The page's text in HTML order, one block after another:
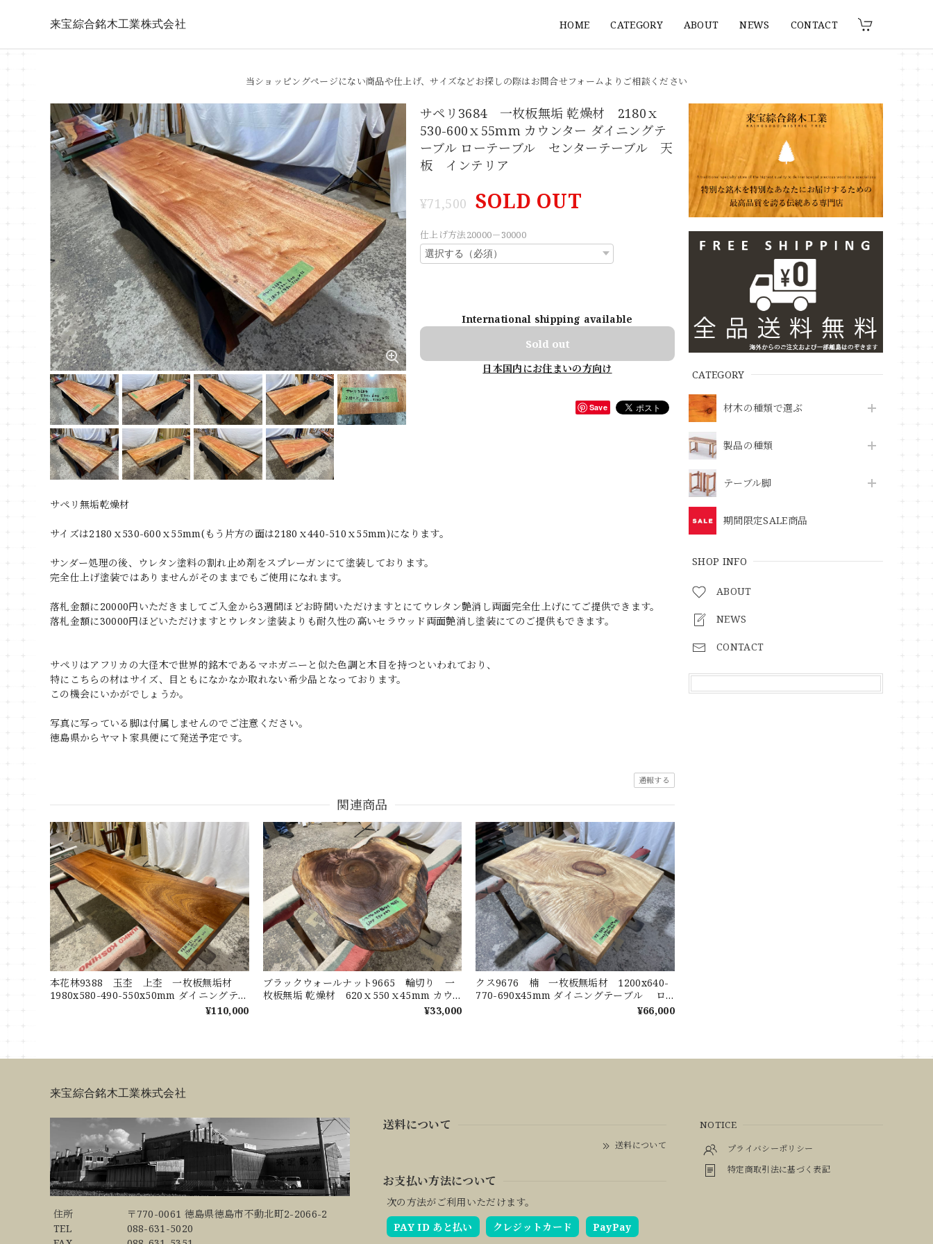
来宝綜合銘木工業株式会社 HOME CATEGORY ABOUT NEWS CONTACT
当ショッピングページにない商品や仕上げ、サイズなどお探しの際はお問合せフォームよりご相談ください
CATEGORY
材木の種類で選ぶ
製品の種類
テーブル脚
期間限定SALE商品
SHOP INFO
ABOUT
NEWS
CONTACT
サペリ3684 一枚板無垢 乾燥材 2180ｘ
530-600ｘ55mm カウンター ダイニングテ
ーブル ローテーブル センターテーブル 天
板 インテリア
¥71,500 SOLD OUT
仕上げ方法20000－30000
International shipping available
Sold out
日本国内にお住まいの方向け
Save
サペリ無垢乾燥材
サイズは2180ｘ530-600ｘ55mm(もう片方の面は2180ｘ440-510ｘ55mm)になります。
サンダー処理の後、ウレタン塗料の割れ止め剤をスプレーガンにて塗装しております。
完全仕上げ塗装ではありませんがそのままでもご使用になれます。
落札金額に20000円いただきましてご入金から3週間ほどお時間いただけますとにてウレタン艶消し両面完全仕上げにてご提供できます。
落札金額に30000円ほどいただけますとウレタン塗装よりも耐久性の高いセラウッド両面艶消し塗装にてのご提供もできます。
サペリはアフリカの大径木で世界的銘木であるマホガニーと似た色調と木目を持つといわれており、
特にこちらの材はサイズ、目ともになかなか取れない希少品となっております。
この機会にいかがでしょうか。
写真に写っている脚は付属しませんのでご注意ください。
徳島県からヤマト家具便にて発送予定です。
通報する
関連商品
本花林9388 玉杢 上杢 一枚板無垢材
1980x580-490-550x50mm ダイニングテー
ブル ローテーブル センターテーブル
¥110,000
ブラックウォールナット9665 輪切り 一
枚板無垢 乾燥材 620ｘ550ｘ45mm カウ
ンター センターテーブル ダイニングテー
¥33,000
クス9676 楠 一枚板無垢材 1200x640-
770-690x45mm ダイニングテーブル ロ
ーテーブル センターテーブル 天板 樟
¥66,000
来宝綜合銘木工業株式会社
住所
〒770-0061 徳島県徳島市不動北町2-2066-2
TEL
088-631-5020
送料について
送料について
お支払い方法について
次の方法がご利用いただけます。
PAY ID あと払い
クレジットカード PayPay
NOTICE
プライバシーポリシー
特定商取引法に基づく表記